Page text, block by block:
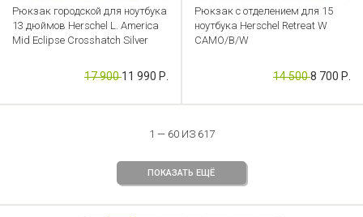
Рюкзак городской для ноутбука
13 дюймов Herschel L. America
Mid Eclipse Crosshatch Silver
Артикул: CB000052919
17 90011 990 Р.
Рюкзак с отделением для 15
ноутбука Herschel Retreat W
CAMO/B/W
Артикул: CB000052942
14 5008 700 Р.
1 — 60 ИЗ 617
ПОКАЗАТЬ ЕЩЁ